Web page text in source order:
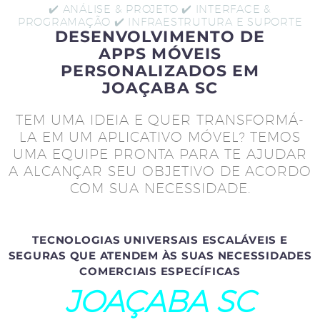
✔️ ANÁLISE & PROJETO ✔️ INTERFACE &
PROGRAMAÇÃO ✔️ INFRAESTRUTURA E SUPORTE
DESENVOLVIMENTO DE
APPS MÓVEIS
PERSONALIZADOS EM
JOAÇABA SC
TEM UMA IDEIA E QUER TRANSFORMÁ-
LA EM UM APLICATIVO MÓVEL? TEMOS
UMA EQUIPE PRONTA PARA TE AJUDAR
A ALCANÇAR SEU OBJETIVO DE ACORDO
COM SUA NECESSIDADE.
TECNOLOGIAS UNIVERSAIS ESCALÁVEIS E
SEGURAS QUE ATENDEM ÀS SUAS NECESSIDADES
COMERCIAIS ESPECÍFICAS
JOAÇABA SC